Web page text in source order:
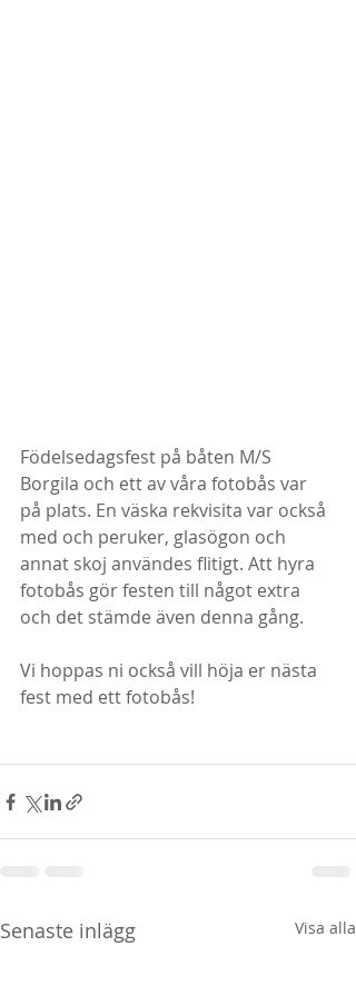
Födelsedagsfest på båten M/S
Borgila och ett av våra fotobås var
på plats. En väska rekvisita var också
med och peruker, glasögon och
annat skoj användes flitigt. Att hyra
fotobås gör festen till något extra
och det stämde även denna gång.
Vi hoppas ni också vill höja er nästa
fest med ett fotobås!
Senaste inlägg Visa alla